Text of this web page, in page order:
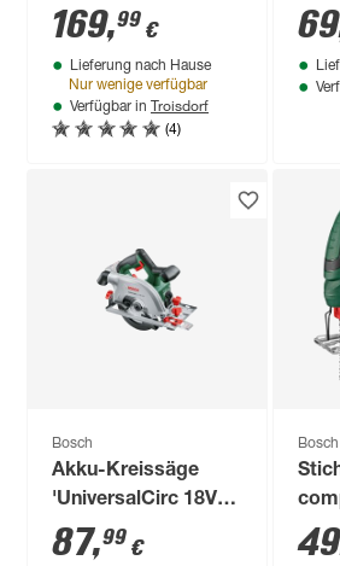
V mit Zubehörset
241-teilig
169,99 €
Lieferung nach Hause
Nur wenige verfügbar
Verfügbar in Troisdorf
(4)
60'
69
Bosch
Akku-Kreissäge
'UniversalCirc 18V-
53' ohne Akku
87,99 €
Bosch
49